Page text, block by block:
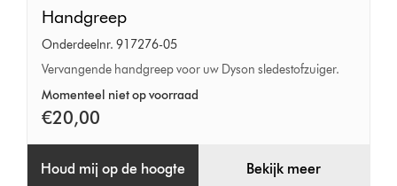
Handgreep
Onderdeelnr. 917276-05
Vervangende handgreep voor uw Dyson sledestofzuiger.
Momenteel niet op voorraad
€20,00
Houd mij op de hoogte Bekijk meer